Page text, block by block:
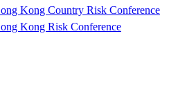
Kong Country Risk Conference
Kong Risk Conference